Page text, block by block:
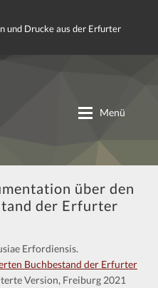
und Drucke aus der Erfurter
Menü
Partnerprojekte
über den
der Erfurter
Erfordiensis.
Buchbestand der Erfurter
Version, Freiburg 2021